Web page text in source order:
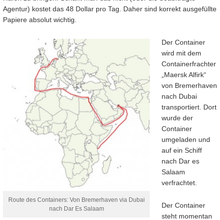
Agentur) kostet das 48 Dollar pro Tag. Daher sind korrekt ausgefüllte
Papiere absolut wichtig.
Route des Containers: Von Bremerhaven via Dubai
nach Dar Es Salaam
Der Container
wird mit dem
Containerfrachter
„Maersk Alfirk“
von Bremerhaven
nach Dubai
transportiert. Dort
wurde der
Container
umgeladen und
auf ein Schiff
nach Dar es
Salaam
verfrachtet.
Der Container
steht momentan